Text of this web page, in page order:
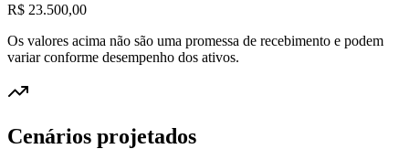
R$ 23.500,00
Os valores acima não são uma promessa de recebimento e podem
variar conforme desempenho dos ativos.
Cenários projetados